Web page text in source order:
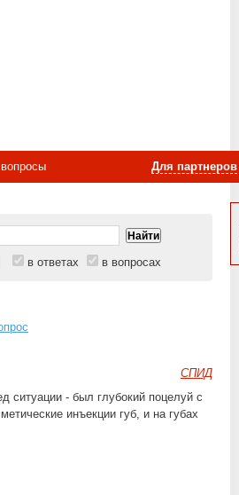
Для партнеров
в ответах в вопросах
СПИД
ситуации - был глубокий поцелуй с
инъекции губ, и на губах